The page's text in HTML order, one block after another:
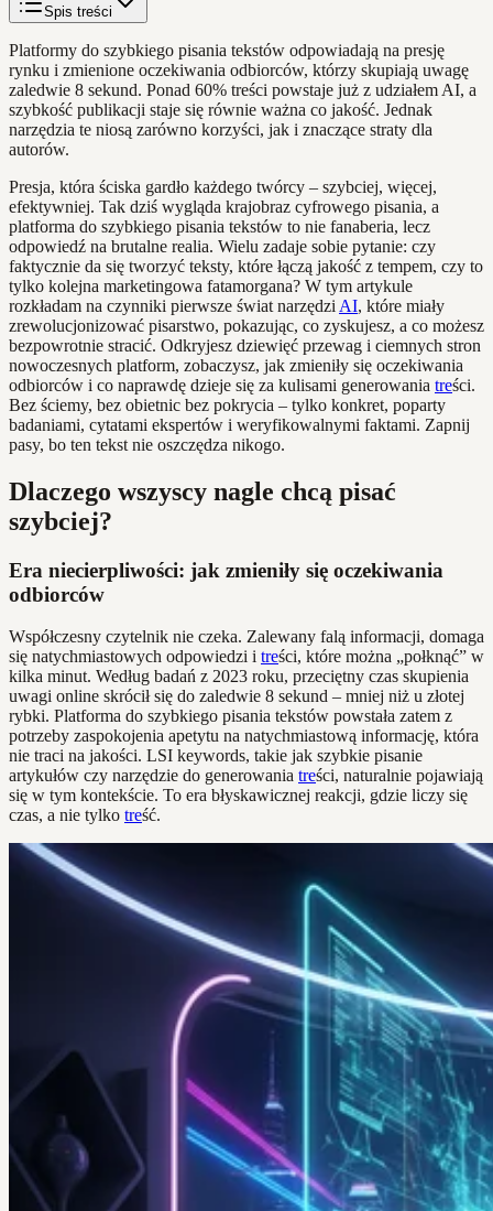
Spis treści
Platformy do szybkiego pisania tekstów odpowiadają na presję
rynku i zmienione oczekiwania odbiorców, którzy skupiają uwagę
zaledwie 8 sekund. Ponad 60% treści powstaje już z udziałem AI, a
szybkość publikacji staje się równie ważna co jakość. Jednak
narzędzia te niosą zarówno korzyści, jak i znaczące straty dla
autorów.
Presja, która ściska gardło każdego twórcy – szybciej, więcej,
efektywniej. Tak dziś wygląda krajobraz cyfrowego pisania, a
platforma do szybkiego pisania tekstów to nie fanaberia, lecz
odpowiedź na brutalne realia. Wielu zadaje sobie pytanie: czy
faktycznie da się tworzyć teksty, które łączą jakość z tempem, czy to
tylko kolejna marketingowa fatamorgana? W tym artykule
rozkładam na czynniki pierwsze świat narzędzi AI, które miały
zrewolucjonizować pisarstwo, pokazując, co zyskujesz, a co możesz
bezpowrotnie stracić. Odkryjesz dziewięć przewag i ciemnych stron
nowoczesnych platform, zobaczysz, jak zmieniły się oczekiwania
odbiorców i co naprawdę dzieje się za kulisami generowania treści.
Bez ściemy, bez obietnic bez pokrycia – tylko konkret, poparty
badaniami, cytatami ekspertów i weryfikowalnymi faktami. Zapnij
pasy, bo ten tekst nie oszczędza nikogo.
Dlaczego wszyscy nagle chcą pisać
szybciej?
Era niecierpliwości: jak zmieniły się oczekiwania
odbiorców
Współczesny czytelnik nie czeka. Zalewany falą informacji, domaga
się natychmiastowych odpowiedzi i treści, które można „połknąć” w
kilka minut. Według badań z 2023 roku, przeciętny czas skupienia
uwagi online skrócił się do zaledwie 8 sekund – mniej niż u złotej
rybki. Platforma do szybkiego pisania tekstów powstała zatem z
potrzeby zaspokojenia apetytu na natychmiastową informację, która
nie traci na jakości. LSI keywords, takie jak szybkie pisanie
artykułów czy narzędzie do generowania treści, naturalnie pojawiają
się w tym kontekście. To era błyskawicznej reakcji, gdzie liczy się
czas, a nie tylko treść.